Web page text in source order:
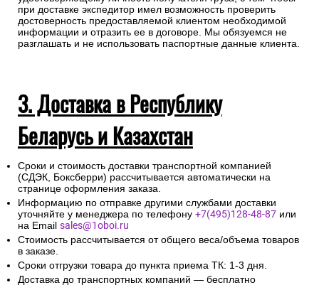
при доставке экспедитор имел возможность проверить
достоверность предоставляемой клиентом необходимой
информации и отразить ее в договоре. Мы обязуемся не
разглашать и не использовать паспортные данные клиента.
3. Доставка в Республику
Беларусь и Казахстан
Сроки и стоимость доставки транспортной компанией
(СДЭК, Боксберри) рассчитывается автоматически на
странице оформления заказа.
Информацию по отправке другими службами доставки
уточняйте у менеджера по телефону +7(495)128-48-87 или
на Email sales@1oboi.ru
Стоимость рассчитывается от общего веса/объема товаров
в заказе.
Сроки отгрузки товара до пункта приема ТК: 1-3 дня.
Доставка до транспортных компаний — бесплатно